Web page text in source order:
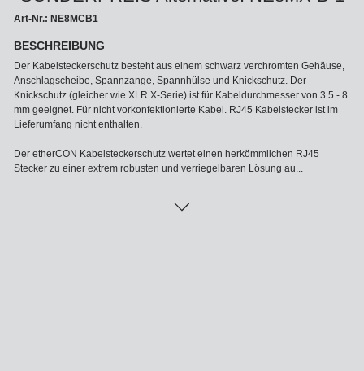
Art-Nr.: NE8MCB1
BESCHREIBUNG
Der Kabelsteckerschutz besteht aus einem schwarz verchromten Gehäuse,
Anschlagscheibe, Spannzange, Spannhülse und Knickschutz. Der
Knickschutz (gleicher wie XLR X-Serie) ist für Kabeldurchmesser von 3.5 - 8
mm geeignet. Für nicht vorkonfektionierte Kabel. RJ45 Kabelstecker ist im
Lieferumfang nicht enthalten.
Der etherCON Kabelsteckerschutz wertet einen herkömmlichen RJ45
Stecker zu einer extrem robusten und verriegelbaren Lösung au...